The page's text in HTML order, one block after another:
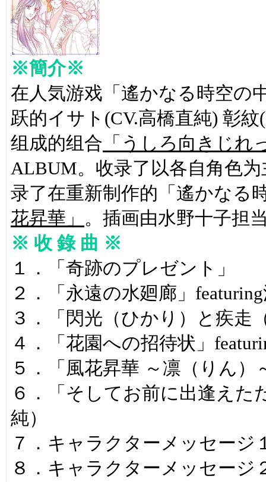
※簡介※
在人気游戏「遙かなる時空の
跃的イサト(CV.高橋直純) 彰
组成的组合 「うしろ向きじれ
ALBUM。收录了以各自角色
录了在重新制作的「遙かなる
花昇華」 。插画由水野十子担
※ 收 錄 曲 ※
１．「奇跡のプレゼント」
２．「永遠の水廻廊」
３．「閃光（ひかり）と疾走
４．「花園への招待状」
５．「風花昇華 ～凛（りん）
６．「そしてお前に出逢え
純）
７．キャラクターメッセー
８．キャラクターメッセー